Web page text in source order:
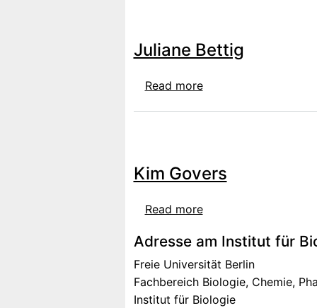
Juliane Bettig
Read moreabout Juliane Bettig
Kim Govers
Read moreabout Kim Govers
Adresse am Institut für
Freie Universität Berlin
Fachbereich Biologie, Chemie,
Institut für Biologie